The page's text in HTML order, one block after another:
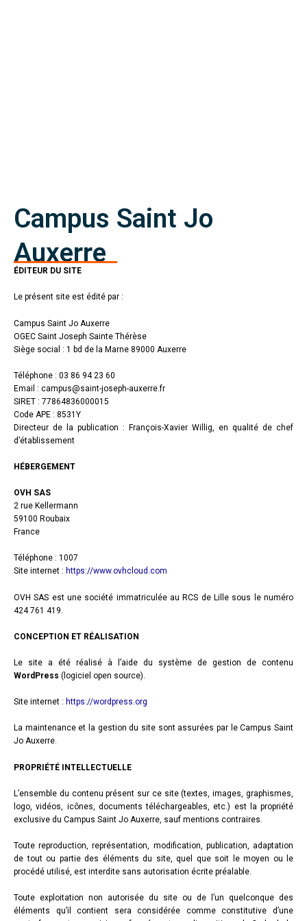
Campus Saint Jo
Auxerre
ÉDITEUR DU SITE
Le présent site est édité par :
Campus Saint Jo Auxerre
OGEC Saint Joseph Sainte Thérèse
Siège social : 1 bd de la Marne 89000 Auxerre
Téléphone : 03 86 94 23 60
Email : campus@saint-joseph-auxerre.fr
SIRET : 77864836000015
Code APE : 8531Y
Directeur de la publication : François-Xavier Willig, en qualité de chef
d’établissement
HÉBERGEMENT
OVH SAS
2 rue Kellermann
59100 Roubaix
France
Téléphone : 1007
Site internet : https://www.ovhcloud.com
OVH SAS est une société immatriculée au RCS de Lille sous le numéro
424 761 419.
CONCEPTION ET RÉALISATION
Le site a été réalisé à l’aide du système de gestion de contenu
WordPress (logiciel open source).
Site internet : https://wordpress.org
La maintenance et la gestion du site sont assurées par le Campus Saint
Jo Auxerre.
PROPRIÉTÉ INTELLECTUELLE
L’ensemble du contenu présent sur ce site (textes, images, graphismes,
logo, vidéos, icônes, documents téléchargeables, etc.) est la propriété
exclusive du Campus Saint Jo Auxerre, sauf mentions contraires.
Toute reproduction, représentation, modification, publication, adaptation
de tout ou partie des éléments du site, quel que soit le moyen ou le
procédé utilisé, est interdite sans autorisation écrite préalable.
Toute exploitation non autorisée du site ou de l’un quelconque des
éléments qu’il contient sera considérée comme constitutive d’une